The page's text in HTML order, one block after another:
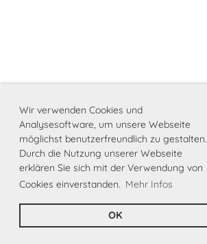
Wir verwenden Cookies und
Analysesoftware, um unsere Webseite
möglichst benutzerfreundlich zu gestalten.
Durch die Nutzung unserer Webseite
erklären Sie sich mit der Verwendung von
Cookies einverstanden. Mehr Infos
OK
Datenschutzbestimmungen